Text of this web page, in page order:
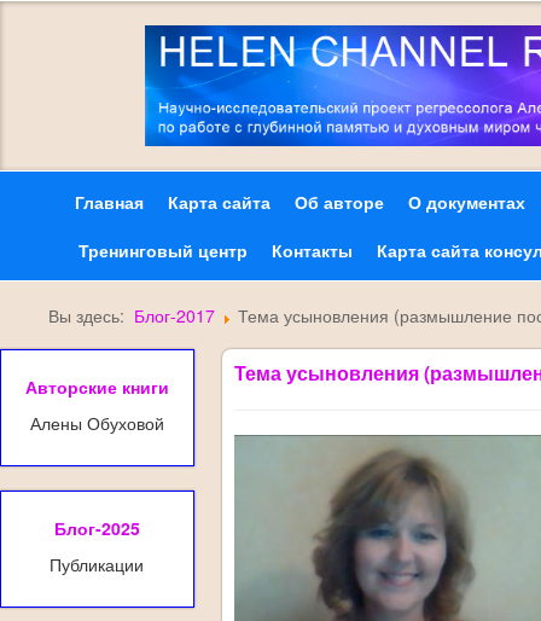
Главная Карта сайта Об авторе
О документах
Тренинговый центр
Контакты Карта сайта
Вы здесь: Блог-2017 Тема усыновления (размышление
Авторские книги
Алены Обуховой
Блог-2025
Публикации
Тема усыновления